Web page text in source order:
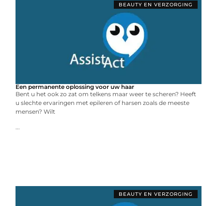
BEAUTY EN VERZORGING
Een permanente oplossing voor uw haar
Bent u het ook zo zat om telkens maar weer te scheren? Heeft
u slechte ervaringen met epileren of harsen zoals de meeste
mensen? Wilt
...
BEAUTY EN VERZORGING